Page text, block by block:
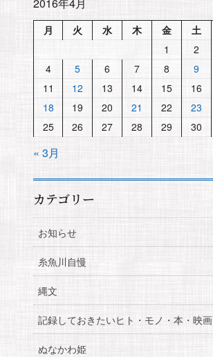
月 火 水 木 金 土
1
2
4
5 6 7 8 9
11
12 13 14 15 16
18
19 20 21 22 23
25
26 27 28 29 30
« 3月
カテゴリー
お知らせ
糸魚川自慢
縄文
記録しておきたいヒト・モノ・本・映画
ぬなかわ姫